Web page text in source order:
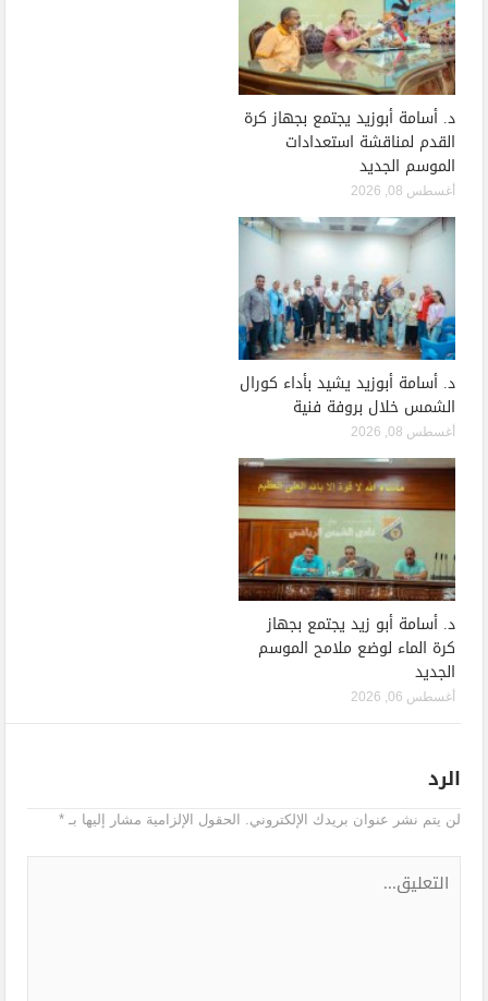
د. أسامة أبوزيد يجتمع بجهاز كرة
القدم لمناقشة استعدادات
الموسم الجديد
أغسطس 08, 2026
د. أسامة أبوزيد يشيد بأداء كورال
الشمس خلال بروفة فنية
أغسطس 08, 2026
د. أسامة أبو زيد يجتمع بجهاز
كرة الماء لوضع ملامح الموسم
الجديد
أغسطس 06, 2026
الرد
لن يتم نشر عنوان بريدك الإلكتروني. الحقول الإلزامية مشار إليها بـ*